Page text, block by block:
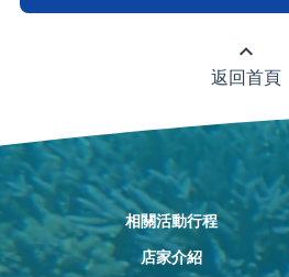
相關活動行程
店家介紹
expand_less
返回首頁